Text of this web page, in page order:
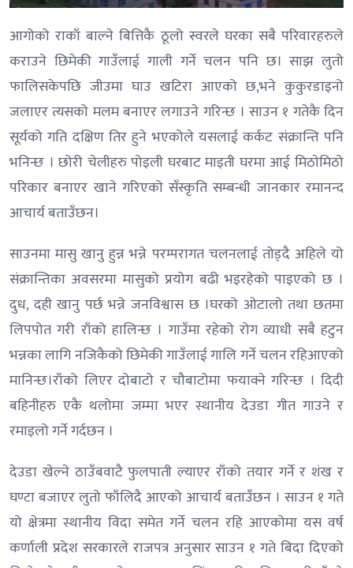
आगोको राकाँ बाल्ने बित्तिकै ठूलो स्वरले घरका सबै परिवारहरुले
कराउने छिमेकी गाउँलाई गाली गर्ने चलन पनि छ। साझ लुतो
फालिसकेपछि जीउमा घाउ खटिरा आएको छ,भने कुकुरडाइनो
जलाएर त्यसको मलम बनाएर लगाउने गरिन्छ । साउन १ गतेकै दिन
सूर्यको गति दक्षिण तिर हुने भएकोले यसलाई कर्कट संक्रान्ति पनि
भनिन्छ । छोरी चेलीहरु पोइली घरबाट माइती घरमा आई मिठाेमिठो
परिकार बनाएर खाने गरिएको सँस्कृति सम्बन्धी जानकार रमानन्द
आचार्य बताउँछन।
साउनमा मासु खानु हुन्न भन्ने परम्परागत चलनलाई तोड्दै अहिले यो
संक्रान्तिका अवसरमा मासुको प्रयोग बढी भइरहेको पाइएको छ ।
दुध, दही खानु पर्छ भन्ने जनविश्वास छ ।घरको ओटालो तथा छतमा
लिपपोत गरी राँको हालिन्छ । गाउँमा रहेको रोग व्याधी सबै हटुन
भन्नका लागि नजिकैको छिमेकी गाउँलाई गालि गर्ने चलन रहिआएको
मानिन्छ।राँको लिएर दोबाटो र चौबाटोमा फयाक्ने गरिन्छ । दिदी
बहिनीहरु एकै थलोमा जम्मा भएर स्थानीय देउडा गीत गाउने र
रमाइलो गर्ने गर्दछन ।
देउडा खेल्ने ठाउँबवाटै फुलपाती ल्याएर राँको तयार गर्ने र शंख र
घण्टा बजाएर लुतो फाँलिदै आएको आचार्य बताउँछन । साउन १ गते
यो क्षेत्रमा स्थानीय विदा समेत गर्ने चलन रहि आएकोमा यस वर्ष
कर्णाली प्रदेश सरकारले राजपत्र अनुसार साउन १ गते बिदा दिएको